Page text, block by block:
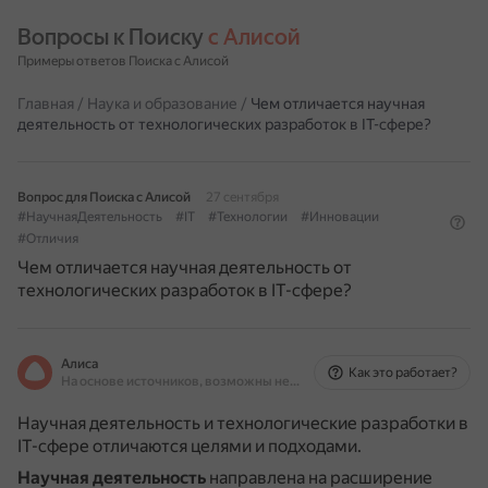
Вопросы к Поиску с Алисой
Примеры ответов Поиска с Алисой
Главная / Наука и образование / Чем отличается научная
деятельность от технологических разработок в IT-сфере?
Вопрос для Поиска с Алисой
27 сентября
#НаучнаяДеятельность
#IT #Технологии
#Инновации
#Отличия
Чем отличается научная деятельность от
технологических разработок в IT-сфере?
Алиса
На основе источников, возможны неточности
Как это работает?
Научная деятельность и технологические разработки в
IT-сфере отличаются целями и подходами.
Научная деятельность направлена на расширение